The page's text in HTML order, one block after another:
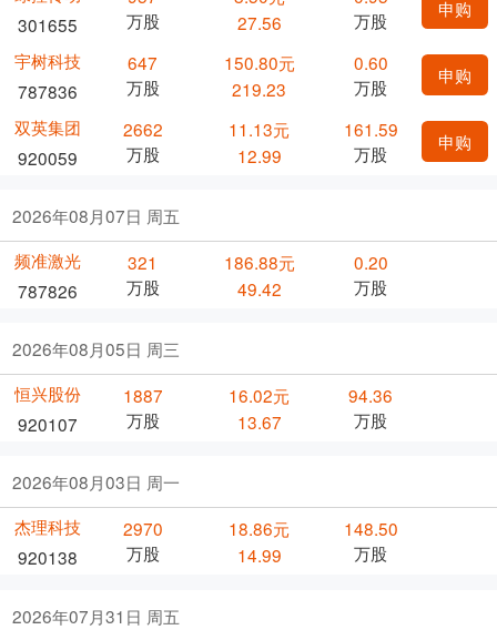
301655
万股
27.56
万股
申购
宇树科技
787836
647
万股
150.80元
219.23
0.60
万股
申购
双英集团
920059
2662
万股
11.13元
12.99
161.59
万股
申购
2026年08月07日 周五
频准激光
787826
321
万股
186.88元
49.42
0.20
万股
2026年08月05日 周三
恒兴股份
920107
1887
万股
16.02元
13.67
94.36
万股
2026年08月03日 周一
杰理科技
920138
2970
万股
18.86元
14.99
148.50
万股
2026年07月31日 周五